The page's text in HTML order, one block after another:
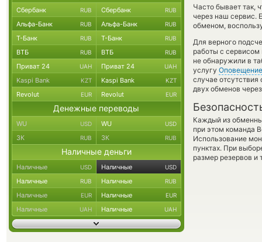
Часто бывает так,
через наш сервис.
обменом,
Для верного
работы с
не обнаружили в
услугу Оповещение
случае
двух обменов
Каждый из
при этом команда
Использование
пунктах. При
размер резервов и
Сбербанк RUB Сбербанк RUB
Альфа-Банк RUB Альфа-Банк RUB
Т-Банк RUB Т-Банк RUB
ВТБ RUB ВТБ RUB
Приват 24 UAH Приват 24 UAH
Kaspi Bank KZT Kaspi Bank KZT
Revolut EUR Revolut EUR
Денежные переводы
WU USD WU USD
ЗК RUB ЗК RUB
Наличные деньги
Наличные USD Наличные USD
Наличные RUB Наличные RUB
Наличные EUR Наличные EUR
Наличные UAH Наличные UAH